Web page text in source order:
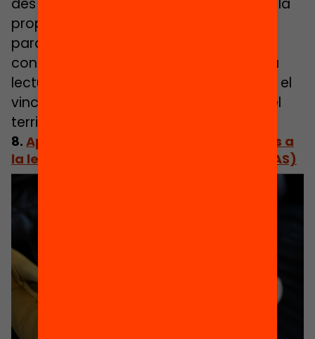
des del primer dia. Durant la pandèmia, la
proposta es va reinventar com “Versos
para apadrinar un sueño”, i avui s’ha
consolidat com una manera d’arrelar la
lectura a les arrels familiars, de reforçar el
vincle intergeneracional i de dignificar el
territori rural a través de la paraula.
8. Aprendre a llegir quan no sents: accés a
la lectoescriptura sense barreres (FIAPAS)